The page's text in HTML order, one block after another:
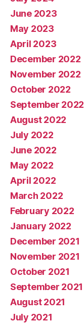
June 2023
May 2023
April 2023
December 2022
November 2022
October 2022
September 2022
August 2022
July 2022
June 2022
May 2022
April 2022
March 2022
February 2022
January 2022
December 2021
November 2021
October 2021
September 2021
August 2021
July 2021